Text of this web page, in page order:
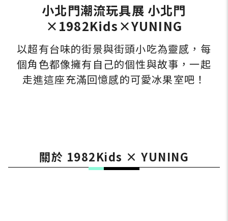
小北門潮流玩具展 小北門
×1982Kids×YUNING
以超有台味的街景與街頭小吃為靈感，每
個角色都像擁有自己的個性與故事，一起
走進這座充滿回憶感的可愛冰果室吧！
關於 1982Kids × YUNING